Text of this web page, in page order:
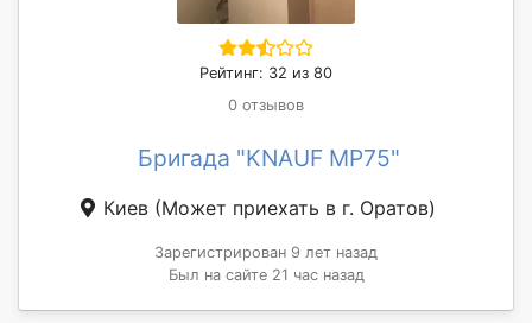
Рейтинг: 32 из 80
0 отзывов
Бригада "KNAUF MP75"
Киев (Может приехать в г. Оратов)
Зарегистрирован 9 лет назад
Был на сайте 21 час назад